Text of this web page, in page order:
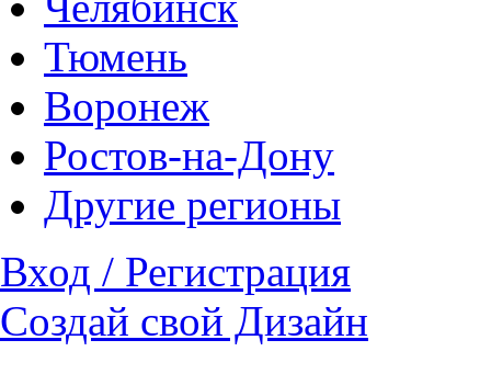
Тюмень
Воронеж
Ростов-на-Дону
Другие регионы
Вход / Регистрация
Создай свой Дизайн